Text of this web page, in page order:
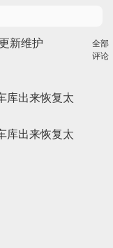
新维护
库出来恢复太
库出来恢复太
全部
评论